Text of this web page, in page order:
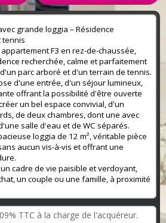
grande loggia – Résidence
tennis
F3 en rez-de-chaussée,
recherchée, calme et parfaitement
parc arboré et d'un terrain de tennis.
d'une entrée, d'un séjour lumineux,
offrant la possibilité d'être ouverte
un bel espace convivial, d'un
de deux chambres, dont une avec
salle d'eau et de WC séparés.
loggia de 12 m², véritable pièce
aucun vis-à-vis et offrant une
cadre de vie paisible et verdoyant,
un couple ou une famille, à proximité
TTC à la charge de l'acquéreur.